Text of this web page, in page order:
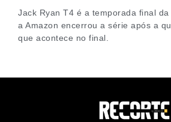
Jack Ryan T4 é a temporada final
a Amazon encerrou a série após a
que acontece no final.